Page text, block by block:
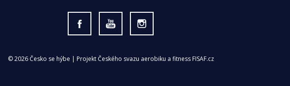
© 2026 Česko se hýbe | Projekt Českého svazu aerobiku a fitness FISAF.cz